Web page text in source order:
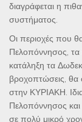
διαγράφεται η
συστήματος.
Οι περιοχές που
Πελοπόννησος, τα
κατάληξη τα
βροχοπτώσεις, θα
στην ΚΥΡΙΑΚΗ.
Πελοπόννησος
σε πολύ μικρό